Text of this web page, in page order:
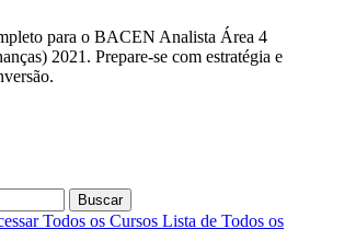
para o BACEN Analista Área 4
2021. Prepare-se com estratégia e
Buscar
Todos os Cursos Lista de Todos os